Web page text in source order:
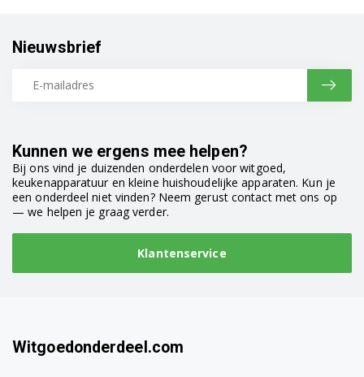
Kunnen we ergens mee helpen?
Bij ons vind je duizenden onderdelen voor witgoed,
keukenapparatuur en kleine huishoudelijke apparaten. Kun je
een onderdeel niet vinden? Neem gerust contact met ons op
— we helpen je graag verder.
Klantenservice
Nieuwsbrief
Witgoedonderdeel.com